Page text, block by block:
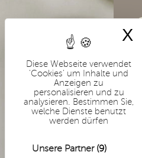
Diese Webseite verwendet
'Cookies' um Inhalte und
Anzeigen zu
personalisieren und zu
analysieren. Bestimmen Sie,
welche Dienste benutzt
werden dürfen
Unsere Partner (9)
X